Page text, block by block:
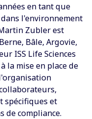
en tant que
l'environnement
Zubler est
Bâle, Argovie,
ISS Life Sciences
la mise en place de
spécifiques et
de compliance.